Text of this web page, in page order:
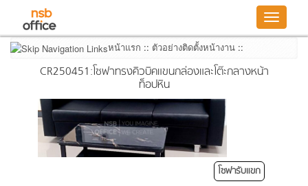
Toggle
หน้าแรก :: ตัวอย่างติดตั้งหน้างาน ::
CR250451:โซฟาทรงคิวบิคแขนกล่องและโต๊ะกลางหน้า
ท็อปหิน
โซฟารับแขก